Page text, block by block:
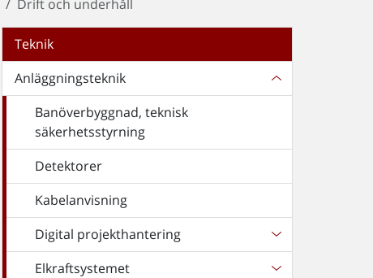
Drift och underhåll
Teknik
Anläggningsteknik
Banöverbyggnad, teknisk
säkerhetsstyrning
Detektorer
Kabelanvisning
Digital projekthantering
Elkraftsystemet